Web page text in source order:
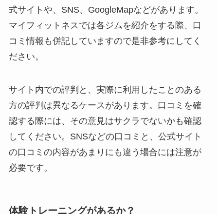
式サイトや、SNS、GoogleMapなどがあります。
マイフィットネスでは各ジムを紹介をする際、口
コミ情報も併記していますので是非参考にしてく
ださい。
サイト内での評判と、実際に利用したことのある
方の評判は異なるケースがあります。口コミを確
認する際には、その意見はサクラでないかも確認
してください。SNSなどの口コミと、公式サイト
の口コミの内容があまりにも違う場合には注意が
必要です。
体験トレーニングがあるか？